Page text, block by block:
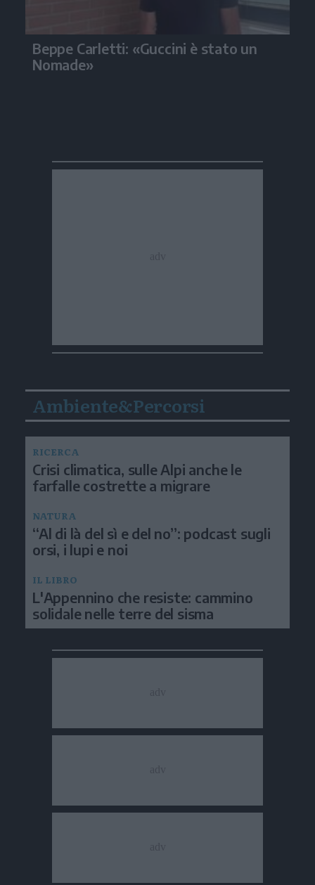
Beppe Carletti: «Guccini è stato un
Nomade»
Ambiente&Percorsi
RICERCA
Crisi climatica, sulle Alpi anche le
farfalle costrette a migrare
NATURA
“Al di là del sì e del no”: podcast sugli
orsi, i lupi e noi
IL LIBRO
L'Appennino che resiste: cammino
solidale nelle terre del sisma